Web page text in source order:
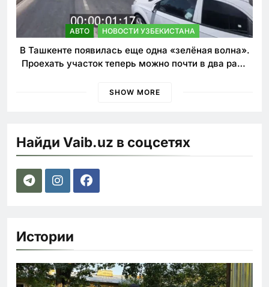
АВТО НОВОСТИ УЗБЕКИСТАНА
В Ташкенте появилась еще одна «зелёная волна».
Проехать участок теперь можно почти в два раза
SHOW MORE
Найди Vaib.uz в соцсетях
Истории